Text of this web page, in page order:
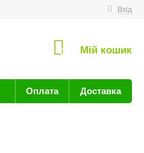
Вхід
0 Мій кошик
Оплата Доставка